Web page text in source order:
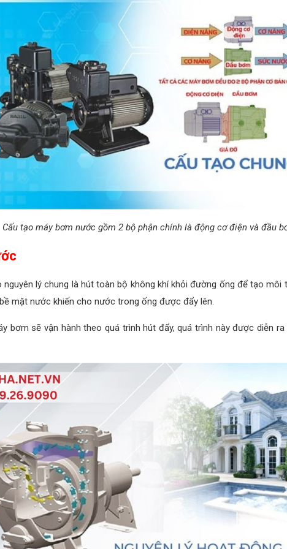
Cấu tạo máy bơm nước gồm 2 bộ phận chính là động cơ điện và đầu
lý chung là hút toàn bộ không khí khỏi đường ống để tạo
mặt nước khiến cho nước trong ống được đẩy lên.
bơm sẽ vận hành theo quá trình hút đẩy, quá trình này được diễn